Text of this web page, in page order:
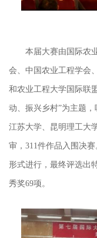
本届大赛由国际农
会、中国农业工程学会
和农业工程大学国际联
动、振兴乡村”为主题
江苏大学、昆明理工大
审，311件作品入围决
形式进行，最终评选出
秀奖69项。